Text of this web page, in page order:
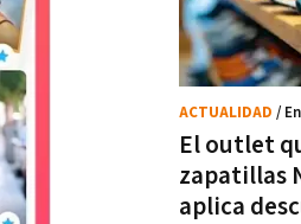
El outlet
zapatillas
aplica
ACTUALIDAD /